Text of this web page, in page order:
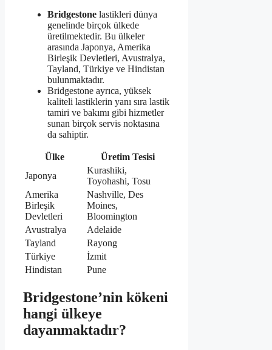
Bridgestone lastikleri dünya
genelinde birçok ülkede
üretilmektedir. Bu ülkeler
arasında Japonya, Amerika
Birleşik Devletleri, Avustralya,
Tayland, Türkiye ve Hindistan
bulunmaktadır.
Bridgestone ayrıca, yüksek
kaliteli lastiklerin yanı sıra lastik
tamiri ve bakımı gibi hizmetler
sunan birçok servis noktasına
da sahiptir.
Ülke
Üretim Tesisi
Japonya
Kurashiki,
Toyohashi, Tosu
Amerika
Birleşik
Devletleri
Nashville, Des
Moines,
Bloomington
Avustralya
Adelaide
Tayland
Rayong
Türkiye
İzmit
Hindistan
Pune
Bridgestone’nin kökeni
hangi ülkeye
dayanmaktadır?